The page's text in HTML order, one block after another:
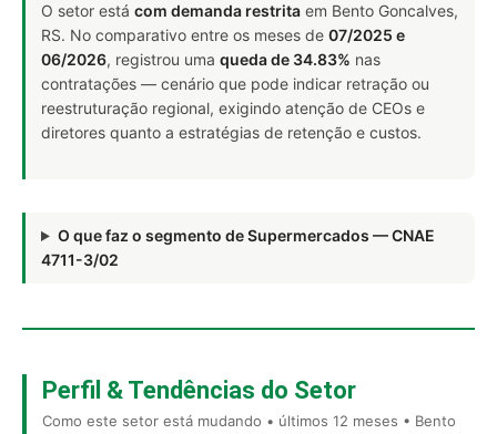
O setor está com demanda restrita em Bento Goncalves,
RS. No comparativo entre os meses de 07/2025 e
06/2026, registrou uma queda de 34.83% nas
contratações — cenário que pode indicar retração ou
reestruturação regional, exigindo atenção de CEOs e
diretores quanto a estratégias de retenção e custos.
O que faz o segmento de Supermercados — CNAE
4711-3/02
Perfil & Tendências do Setor
Como este setor está mudando • últimos 12 meses • Bento